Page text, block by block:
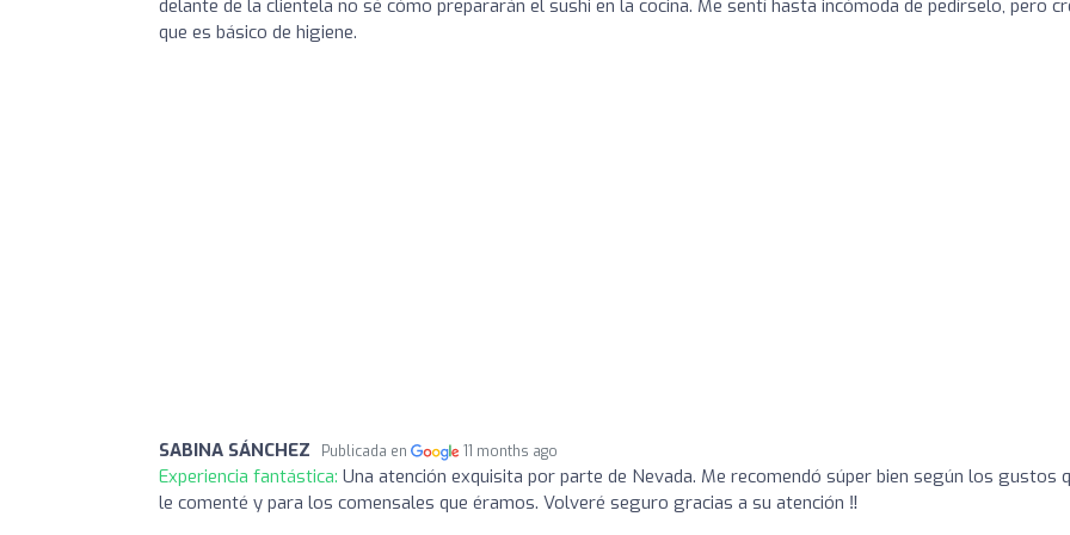
delante de la clientela no sé cómo prepararán el sushi en la cocina. Me sentí hasta incómoda de pedírselo, pero
que es básico de higiene.
SABINA SÁNCHEZ Publicada en 11 months ago
Experiencia fantástica: Una atención exquisita por parte de Nevada. Me recomendó súper bien según los gustos
le comenté y para los comensales que éramos. Volveré seguro gracias a su atención ‼️